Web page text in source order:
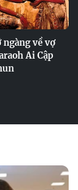
ngàng về vợ
Ai Cập